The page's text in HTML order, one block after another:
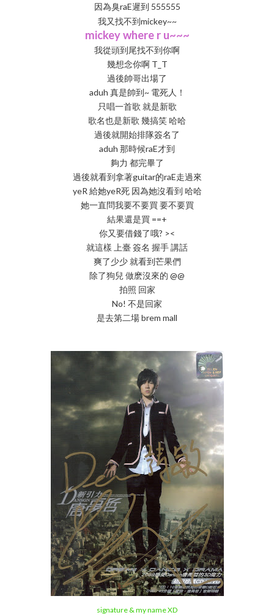
因為臭raE遲到 555555
我又找不到mickey~~
mickey where r u~~~
我從頭到尾找不到你啊
幾想念你啊 T_T
過後帥哥出場了
aduh 真是帥到~ 電死人！
只唱一首歌 就是新歌
歌名也是新歌 幾搞笑 哈哈
過後就開始排隊簽名了
aduh 那時候raE才到
夠力 都完畢了
過後就看到拿著guitar的raE走過來
yeR 給她yeR死 因為她沒看到 哈哈
她一直問我要不要買 要不要買
結果還是買 ==+
你又要借錢了哦? ><
就這樣 上臺 簽名 握手 講話
爽了少少 就看到芒果們
除了狗兒 做麽沒來的 @@
拍照 回家
No! 不是回家
是去第二場 brem mall
signature & my name XD